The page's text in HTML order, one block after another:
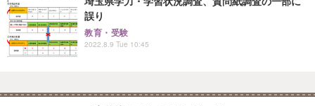
誤り
教育・受験
2022.8.9 Tue 10:45